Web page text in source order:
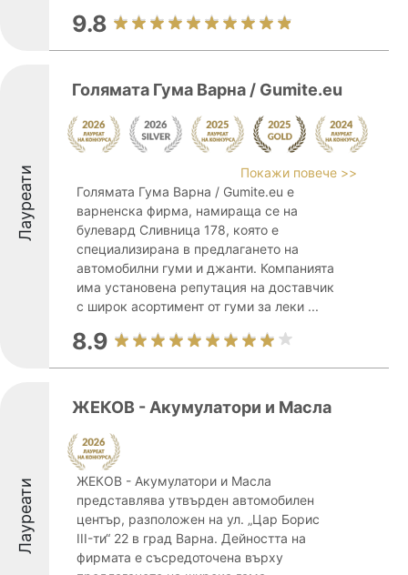
9.8
Лауреати
Голямата Гума Варна / Gumite.eu
Покажи повече >>
Голямата Гума Варна / Gumite.eu е
варненска фирма, намираща се на
булевард Сливница 178, която е
специализирана в предлагането на
автомобилни гуми и джанти. Компанията
има установена репутация на доставчик
с широк асортимент от гуми за леки ...
8.9
Лауреати
ЖЕКОВ - Акумулатори и Масла
ЖЕКОВ - Акумулатори и Масла
представлява утвърден автомобилен
център, разположен на ул. „Цар Борис
III-ти“ 22 в град Варна. Дейността на
фирмата е съсредоточена върху